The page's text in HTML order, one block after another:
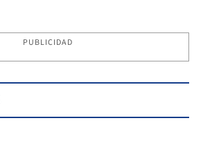
PUBLICIDAD